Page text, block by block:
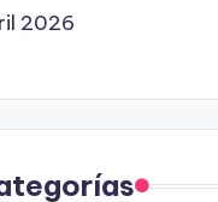
2026